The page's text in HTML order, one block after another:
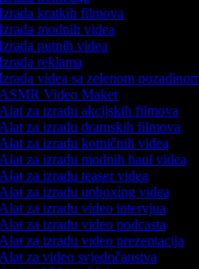
kratkih filmova
modnih videa
putnih videa
reklama
videa sa zelenom pozadinom
Video Maker
za izradu akcijskih filmova
za izradu dramskih filmova
za izradu komičnih videa
za izradu modnih haul videa
za izradu teaser videa
za izradu unboxing videa
za izradu video intervjua
za izradu video podcasta
za izradu video prezentacija
za video svjedočanstva